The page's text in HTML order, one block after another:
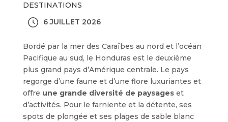
DESTINATIONS
6 JUILLET 2026
Bordé par la mer des Caraïbes au nord et l’océan
Pacifique au sud, le Honduras est le deuxième
plus grand pays d’Amérique centrale. Le pays
regorge d’une faune et d’une flore luxuriantes et
offre une grande diversité de paysageset
d’activités. Pour le farniente et la détente, ses
spots de plongée et ses plages de sable blanc